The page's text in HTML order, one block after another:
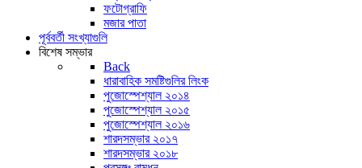
ফটোগ্রাফি
মজার পাতা
পূর্ববর্তী সংখ্যাগুলি
বিশেষ সম্ভার
Back
ধারাবাহিক সমষ্টিগুলির লিংক
পুজোস্পেশ্যাল ২০১৪
পুজোস্পেশ্যাল ২০১৫
পুজোস্পেশ্যাল ২০১৬
শারদসম্ভার ২০১৭
শারদসম্ভার ২০১৮